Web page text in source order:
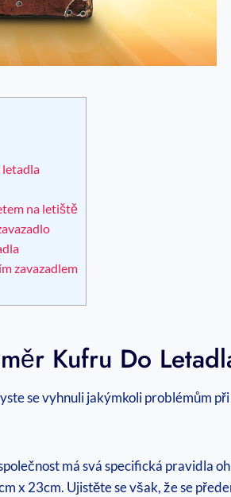
letadla
na letiště
zavazadlem
Kufru Do
se vyhnuli jakýmkoli problémům
má svá specifická pravidla
x 23cm. Ujistěte se však, že se